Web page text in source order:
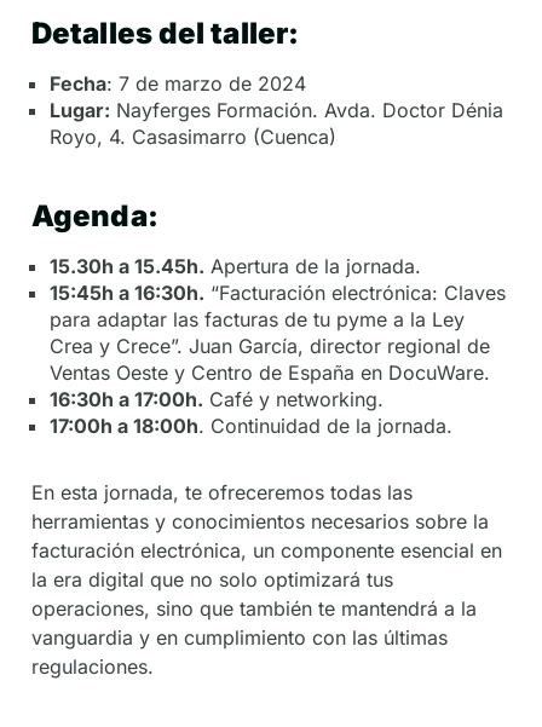
Detalles del taller:
Fecha: 7 de marzo de 2024
Lugar: Nayferges Formación. Avda. Doctor Dénia
Royo, 4. Casasimarro (Cuenca)
Agenda:
15.30h a 15.45h. Apertura de la jornada.
15:45h a 16:30h. “Facturación electrónica: Claves
para adaptar las facturas de tu pyme a la Ley
Crea y Crece”. Juan García, director regional de
Ventas Oeste y Centro de España en DocuWare.
16:30h a 17:00h. Café y networking.
17:00h a 18:00h. Continuidad de la jornada.
En esta jornada, te ofreceremos todas las
herramientas y conocimientos necesarios sobre la
facturación electrónica, un componente esencial en
la era digital que no solo optimizará tus
operaciones, sino que también te mantendrá a la
vanguardia y en cumplimiento con las últimas
regulaciones.